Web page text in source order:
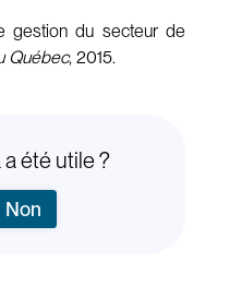
gestion du secteur de
Québec, 2015.​
été utile ?
Non